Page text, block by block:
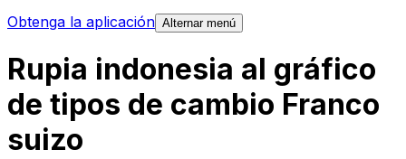
Obtenga la aplicación Alternar menú
Rupia indonesia al gráfico
de tipos de cambio Franco
suizo